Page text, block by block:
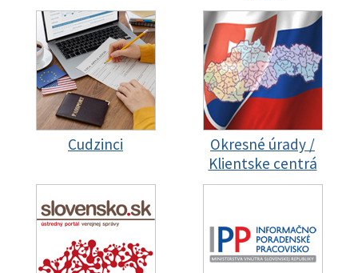
Cudzinci
Okresné úrady /
Klientske centrá